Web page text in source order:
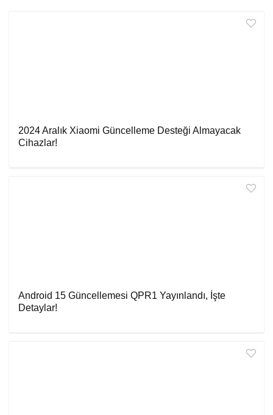
2024 Aralık Xiaomi Güncelleme Desteği Almayacak
Cihazlar!
Android 15 Güncellemesi QPR1 Yayınlandı, İşte
Detaylar!